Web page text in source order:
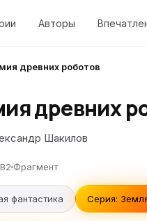
Авторы
древних роботов
древних
Шакилов
Фрагмент
фантастика Серия: